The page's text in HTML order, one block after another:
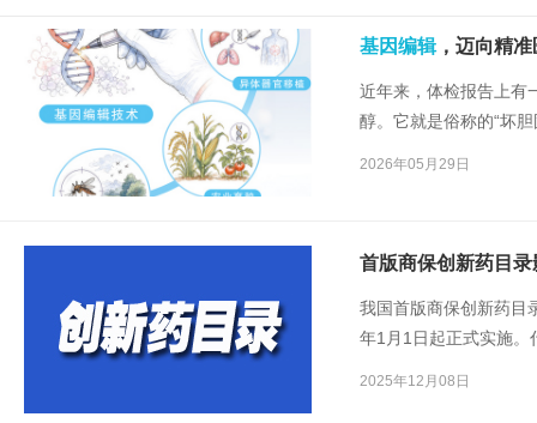
基因编辑，迈向精
近年来，体检报告上
醇。它就是俗称的“坏
2026年05月29日
首版商保创新药目
我国首版商保创新药目
年1月1日起正式实施。
2025年12月08日